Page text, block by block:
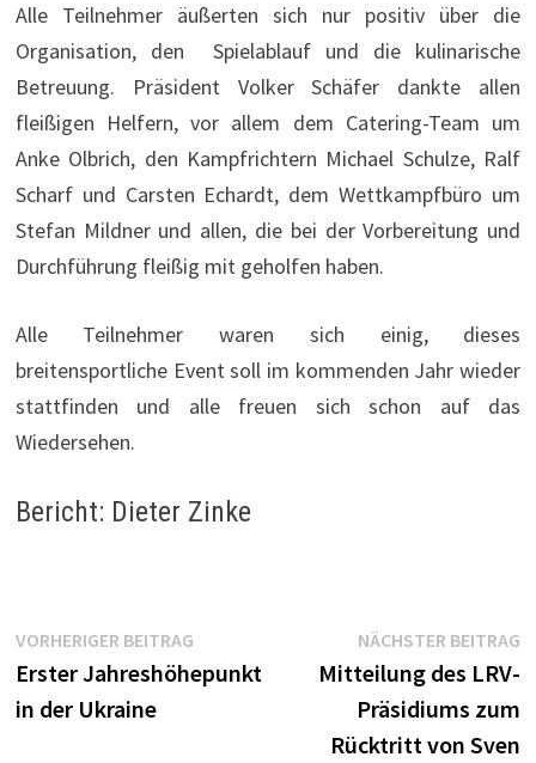
Alle Teilnehmer äußerten sich nur positiv über die
Organisation, den Spielablauf und die kulinarische
Betreuung. Präsident Volker Schäfer dankte allen
fleißigen Helfern, vor allem dem Catering-Team um
Anke Olbrich, den Kampfrichtern Michael Schulze, Ralf
Scharf und Carsten Echardt, dem Wettkampfbüro um
Stefan Mildner und allen, die bei der Vorbereitung und
Durchführung fleißig mit geholfen haben.
Alle Teilnehmer waren sich einig, dieses
breitensportliche Event soll im kommenden Jahr wieder
stattfinden und alle freuen sich schon auf das
Wiedersehen.
Bericht: Dieter Zinke
Beitragsnavigation
VORHERIGER BEITRAGVorheriger
Beitrag:
Erster Jahreshöhepunkt
in der Ukraine
NÄCHSTER BEITRAG
Mitteilung des LRV-
Präsidiums zum
Rücktritt von Sven